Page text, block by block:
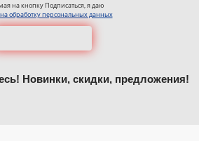
на кнопку Подписаться, я даю
на обработку персональных данных
Новинки, скидки, предложения!